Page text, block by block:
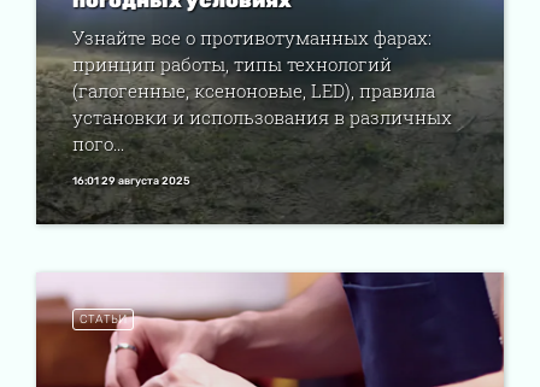
Узнайте все о противотуманных фарах:
принцип работы, типы технологий
(галогенные, ксеноновые, LED), правила
установки и использования в различных
пого...
16:01 29 августа 2025
СТАТЬИ